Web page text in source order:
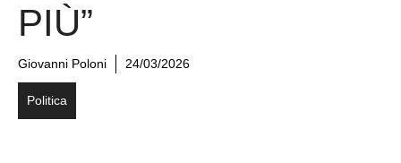
PIÙ”
Giovanni Poloni 24/03/2026
Politica